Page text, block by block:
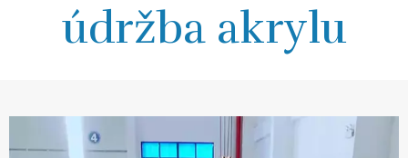
údržba akrylu